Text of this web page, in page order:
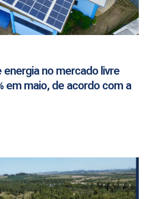
energia no mercado livre
em maio, de acordo com a